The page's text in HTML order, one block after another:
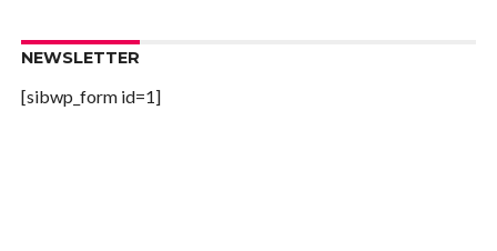
NEWSLETTER
[sibwp_form id=1]